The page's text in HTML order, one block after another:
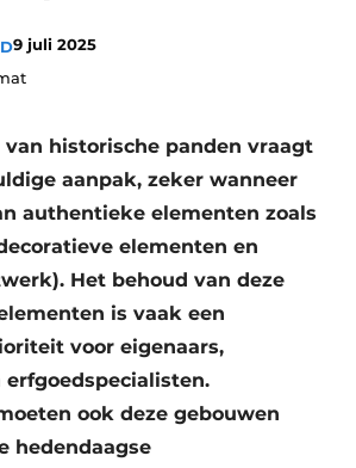
9 juli 2025
van historische panden vraagt
aanpak, zeker wanneer
authentieke elementen zoals
elementen en
Het behoud van deze
is vaak een
voor eigenaars,
ook deze gebouwen
hedendaagse